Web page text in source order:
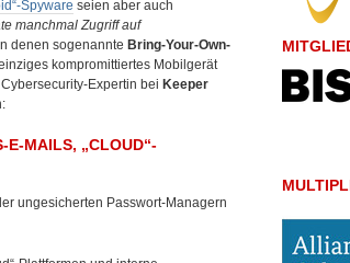
Spyware seien aber auch
manchmal Zugriff auf
denen sogenannte Bring-Your-Own-
kompromittiertes Mobilgerät
Expertin bei Keeper
E-MAILS, „CLOUD“-
ungesicherten Passwort-Managern